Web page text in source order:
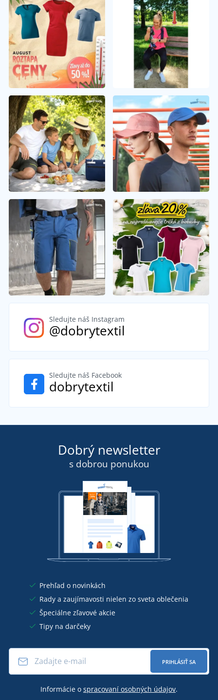
Sledujte náš Instagram
@dobrytextil
Sledujte náš Facebook
dobrytextil
Dobrý newsletter
s dobrou ponukou
Prehľad o novinkách
Rady a zaujímavosti nielen zo sveta oblečenia
Špeciálne zľavové akcie
Tipy na darčeky
PRIHLÁSIŤ SA
Informácie o spracovaní osobných údajov.